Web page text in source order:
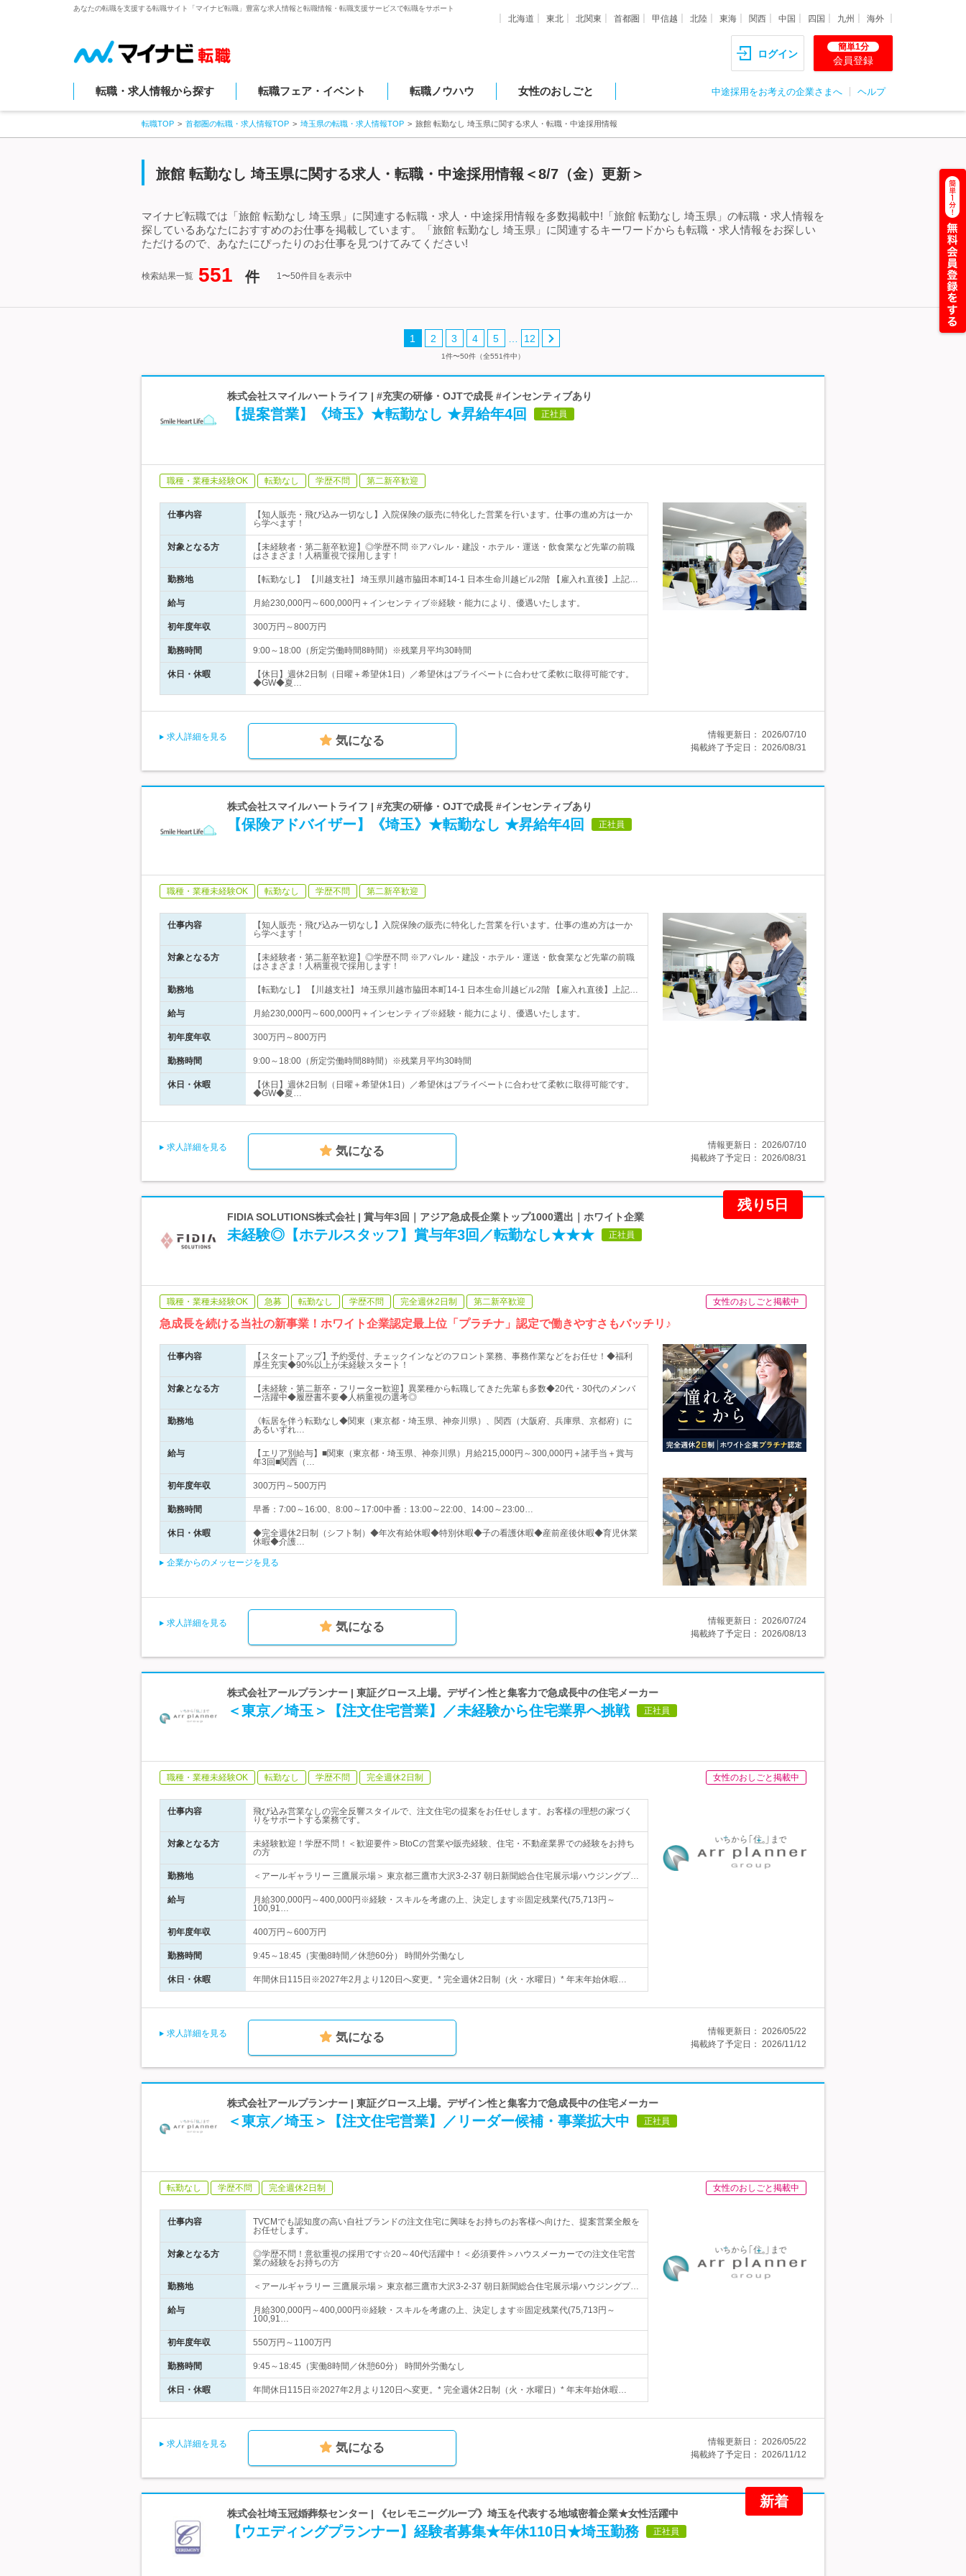
あなたの転職を支援する転職サイト「マイナビ転職」豊富な求人情報と転職情報・転職支援サービスで転職をサポート
北海道 東北 北関東 首都圏 甲信越 北陸 東海 関西 中国 四国 九州 海外
ログイン
簡単1分
会員登録
転職・求人情報から探す 転職フェア・イベント 転職ノウハウ 女性のおしごと 中途採用をお考えの企業さまへ ヘルプ
転職TOP 首都圏の転職・求人情報TOP 埼玉県の転職・求人情報TOP 旅館 転勤なし 埼玉県に関する求人・転職・中途採用情報
旅館 転勤なし 埼玉県に関する求人・転職・中途採用情報＜8/7（金）更新＞
マイナビ転職では「旅館 転勤なし 埼玉県」に関連する転職・求人・中途採用情報を多数掲載中!「旅館 転勤なし 埼玉県」の転職・求人情報を
探しているあなたにおすすめのお仕事を掲載しています。「旅館 転勤なし 埼玉県」に関連するキーワードからも転職・求人情報をお探しい
ただけるので、あなたにぴったりのお仕事を見つけてみてください!
検索結果一覧 551 件 1〜50件目を表示中
1 2 3 4 5 12
1件〜50件（全551件中）
株式会社スマイルハートライフ | #充実の研修・OJTで成長 #インセンティブあり
【提案営業】《埼玉》★転勤なし ★昇給年4回 正社員
職種・業種未経験OK 転勤なし 学歴不問 第二新卒歓迎
仕事内容
【知人販売・飛び込み一切なし】入院保険の販売に特化した営業を行います。仕事の進め方は一か
ら学べます！
対象となる方
【未経験者・第二新卒歓迎】◎学歴不問 ※アパレル・建設・ホテル・運送・飲食業など先輩の前職
はさまざま！人柄重視で採用します！
勤務地 【転勤なし】 【川越支社】 埼玉県川越市脇田本町14-1 日本生命川越ビル2階 【雇入れ直後】上記…
給与 月給230,000円～600,000円＋インセンティブ※経験・能力により、優遇いたします。
初年度年収 300万円～800万円
勤務時間 9:00～18:00（所定労働時間8時間）※残業月平均30時間
休日・休暇
【休日】週休2日制（日曜＋希望休1日）／希望休はプライベートに合わせて柔軟に取得可能です。
◆GW◆夏…
求人詳細を見る 気になる 情報更新日： 2026/07/10
掲載終了予定日： 2026/08/31
株式会社スマイルハートライフ | #充実の研修・OJTで成長 #インセンティブあり
【保険アドバイザー】《埼玉》★転勤なし ★昇給年4回 正社員
職種・業種未経験OK 転勤なし 学歴不問 第二新卒歓迎
仕事内容
【知人販売・飛び込み一切なし】入院保険の販売に特化した営業を行います。仕事の進め方は一か
ら学べます！
対象となる方
【未経験者・第二新卒歓迎】◎学歴不問 ※アパレル・建設・ホテル・運送・飲食業など先輩の前職
はさまざま！人柄重視で採用します！
勤務地 【転勤なし】 【川越支社】 埼玉県川越市脇田本町14-1 日本生命川越ビル2階 【雇入れ直後】上記…
給与 月給230,000円～600,000円＋インセンティブ※経験・能力により、優遇いたします。
初年度年収 300万円～800万円
勤務時間 9:00～18:00（所定労働時間8時間）※残業月平均30時間
休日・休暇
【休日】週休2日制（日曜＋希望休1日）／希望休はプライベートに合わせて柔軟に取得可能です。
◆GW◆夏…
求人詳細を見る 気になる 情報更新日： 2026/07/10
掲載終了予定日： 2026/08/31
残り5日
FIDIA SOLUTIONS株式会社 | 賞与年3回｜アジア急成長企業トップ1000選出｜ホワイト企業
未経験◎【ホテルスタッフ】賞与年3回／転勤なし★★★ 正社員
職種・業種未経験OK 急募 転勤なし 学歴不問 完全週休2日制 第二新卒歓迎 女性のおしごと掲載中
急成長を続ける当社の新事業！ホワイト企業認定最上位「プラチナ」認定で働きやすさもバッチリ♪
仕事内容
【スタートアップ】予約受付、チェックインなどのフロント業務、事務作業などをお任せ！◆福利
厚生充実◆90%以上が未経験スタート！
対象となる方
【未経験・第二新卒・フリーター歓迎】異業種から転職してきた先輩も多数◆20代・30代のメンバ
ー活躍中◆履歴書不要◆人柄重視の選考◎
勤務地
《転居を伴う転勤なし◆関東（東京都・埼玉県、神奈川県）、関西（大阪府、兵庫県、京都府）に
あるいずれ…
給与
【エリア別給与】■関東（東京都・埼玉県、神奈川県）月給215,000円～300,000円＋諸手当＋賞与
年3回■関西（…
初年度年収 300万円～500万円
勤務時間 早番：7:00～16:00、8:00～17:00中番：13:00～22:00、14:00～23:00…
休日・休暇
◆完全週休2日制（シフト制）◆年次有給休暇◆特別休暇◆子の看護休暇◆産前産後休暇◆育児休業
休暇◆介護…
企業からのメッセージを見る
求人詳細を見る 気になる 情報更新日： 2026/07/24
掲載終了予定日： 2026/08/13
株式会社アールプランナー | 東証グロース上場。デザイン性と集客力で急成長中の住宅メーカー
＜東京／埼玉＞【注文住宅営業】／未経験から住宅業界へ挑戦 正社員
職種・業種未経験OK 転勤なし 学歴不問 完全週休2日制 女性のおしごと掲載中
仕事内容
飛び込み営業なしの完全反響スタイルで、注文住宅の提案をお任せします。お客様の理想の家づく
りをサポートする業務です。
対象となる方
未経験歓迎！学歴不問！＜歓迎要件＞BtoCの営業や販売経験、住宅・不動産業界での経験をお持ち
の方
勤務地 ＜アールギャラリー 三鷹展示場＞ 東京都三鷹市大沢3-2-37 朝日新聞総合住宅展示場ハウジングプ…
給与
月給300,000円～400,000円※経験・スキルを考慮の上、決定します※固定残業代(75,713円～
100,91…
初年度年収 400万円～600万円
勤務時間 9:45～18:45（実働8時間／休憩60分） 時間外労働なし
休日・休暇 年間休日115日※2027年2月より120日へ変更。* 完全週休2日制（火・水曜日）* 年末年始休暇…
求人詳細を見る 気になる 情報更新日： 2026/05/22
掲載終了予定日： 2026/11/12
株式会社アールプランナー | 東証グロース上場。デザイン性と集客力で急成長中の住宅メーカー
＜東京／埼玉＞【注文住宅営業】／リーダー候補・事業拡大中 正社員
転勤なし 学歴不問 完全週休2日制 女性のおしごと掲載中
仕事内容
TVCMでも認知度の高い自社ブランドの注文住宅に興味をお持ちのお客様へ向けた、提案営業全般を
お任せします。
対象となる方
◎学歴不問！意欲重視の採用です☆20～40代活躍中！＜必須要件＞ハウスメーカーでの注文住宅営
業の経験をお持ちの方
勤務地 ＜アールギャラリー 三鷹展示場＞ 東京都三鷹市大沢3-2-37 朝日新聞総合住宅展示場ハウジングプ…
給与
月給300,000円～400,000円※経験・スキルを考慮の上、決定します※固定残業代(75,713円～
100,91…
初年度年収 550万円～1100万円
勤務時間 9:45～18:45（実働8時間／休憩60分） 時間外労働なし
休日・休暇 年間休日115日※2027年2月より120日へ変更。* 完全週休2日制（火・水曜日）* 年末年始休暇…
求人詳細を見る 気になる 情報更新日： 2026/05/22
掲載終了予定日： 2026/11/12
新着
株式会社埼玉冠婚葬祭センター | 《セレモニーグループ》埼玉を代表する地域密着企業★女性活躍中
【ウエディングプランナー】経験者募集★年休110日★埼玉勤務 正社員